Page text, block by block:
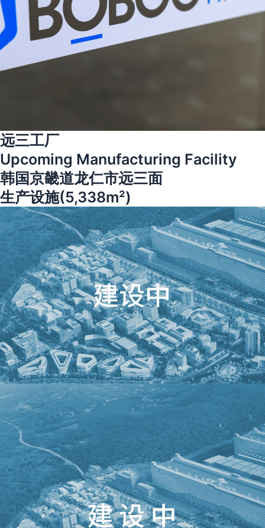
远三工厂
Upcoming Manufacturing Facility
韩国京畿道龙仁市远三面
生产设施(5,338m²)